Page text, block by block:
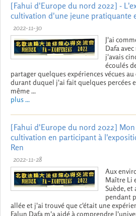
[Fahui d'Europe du nord 2022] -
cultivation d'une jeune pratiquante
2022-11-30
J'ai
Dafa
j'avais
écoulés
partager quelques expériences vécues
durant duquel j'ai fait quelques percées
même ...
plus ...
[Fahui d'Europe du nord 2022]
cultivation en participant à
Ren
2022-11-28
Aux
Maître Li
Suède, et
pendant
allée et j'ai trouvé que c'était une
Falun Dafa m'a aidé à comprendre